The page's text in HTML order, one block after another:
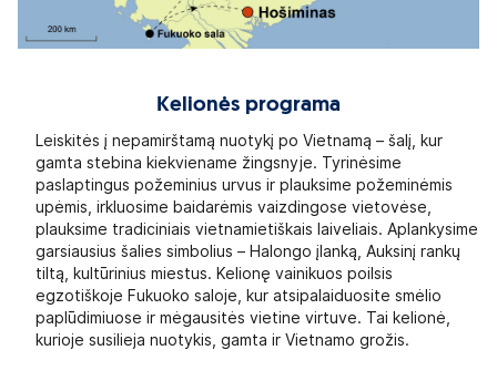
Kelionės programa
Leiskitės į nepamirštamą nuotykį po Vietnamą – šalį, kur
gamta stebina kiekviename žingsnyje. Tyrinėsime
paslaptingus požeminius urvus ir plauksime požeminėmis
upėmis, irkluosime baidarėmis vaizdingose vietovėse,
plauksime tradiciniais vietnamietiškais laiveliais. Aplankysime
garsiausius šalies simbolius – Halongo įlanką, Auksinį rankų
tiltą, kultūrinius miestus. Kelionę vainikuos poilsis
egzotiškoje Fukuoko saloje, kur atsipalaiduosite smėlio
paplūdimiuose ir mėgausitės vietine virtuve. Tai kelionė,
kurioje susilieja nuotykis, gamta ir Vietnamo grožis.